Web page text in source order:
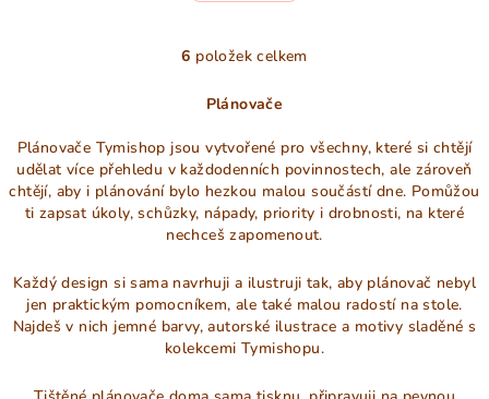
O
l
á
d
a
c
í
r
v
k
6 položek celkem
Plánovače
Plánovače Tymishop jsou vytvořené pro všechny, které si chtějí
udělat více přehledu v každodenních povinnostech, ale zároveň
chtějí, aby i plánování bylo hezkou malou součástí dne. Pomůžou
ti zapsat úkoly, schůzky, nápady, priority i drobnosti, na které
nechceš zapomenout.
Každý design si sama navrhuji a ilustruji tak, aby plánovač nebyl
jen praktickým pomocníkem, ale také malou radostí na stole.
Najdeš v nich jemné barvy, autorské ilustrace a motivy sladěné s
kolekcemi Tymishopu.